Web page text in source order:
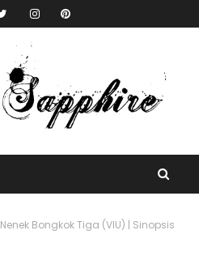
Nenek Bongkok Tiga (VIU) | Sinopsis